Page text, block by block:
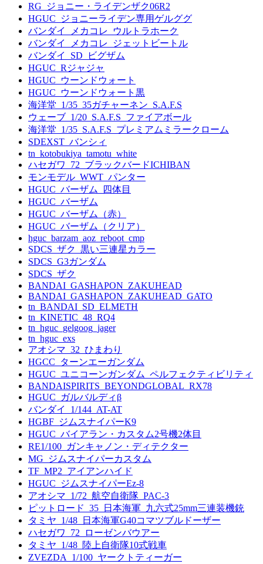
RG_ジョニー・ライデンザク06R2
HGUC_ジョニーライデン専用ゲルググ
バンダイ_メカコレ_ウルトラホーク
バンダイ_メカコレ_ジェットビートル
バンダイ_SD_ビグザム
HGUC_Rジャジャ
HGUC_ウーンドウォート
HGUC_ウーンドウォート黒
海洋堂_1/35_35ガチャーネン_S.A.F.S
ウェーブ_1/20_S.A.F.S_ファイアボール
海洋堂_1/35_S.A.F.S_プレミアムミラークローム
SDEXST_バンシィ
tn_kotobukiya_tamotu_white
ハセガワ_72_ブラックバードICHIBAN
モンモデル_WWT_パンター
HGUC_バーザム_四体目
HGUC_バーザム
HGUC_バーザム（赤）
HGUC_バーザム（クリア）
hguc_barzam_aoz_reboot_cmp
SDCS_ザク_黒い三連星カラー
SDCS_G3ガンダム
SDCS_ザク
BANDAI_GASHAPON_ZAKUHEAD
BANDAI_GASHAPON_ZAKUHEAD_GATO
tn_BANDAI_SD_ELMETH
tn_KINETIC_48_RQ4
tn_hguc_gelgoog_jager
tn_hguc_exs
アオシマ_32_ひまわり
HGCC_ターンエーガンダム
HGUC_ユニコーンガンダム_ペルフェクティビリティ
BANDAISPIRITS_BEYONDGLOBAL_RX78
HGUC_ガルバルディβ
バンダイ_1/144_AT-AT
HGBF_ジムスナイパーK9
HGUC_バイアラン・カスタム2号機2体目
RE1/100_ガンキャノン・ディテクター
MG_ジムスナイパーカスタム
TF_MP2_アイアンハイド
HGUC_ジムスナイパーEz-8
アオシマ_1/72_航空自衛隊_PAC-3
ピットロード_35_日本海軍_九六式25mm三連装機銃
タミヤ_1/48_日本海軍G40コマツブルドーザー
ハセガワ_72_ローゼンバウアー
タミヤ_1/48_陸上自衛隊10式戦車
ZVEZDA_1/100_ヤークトティーガー